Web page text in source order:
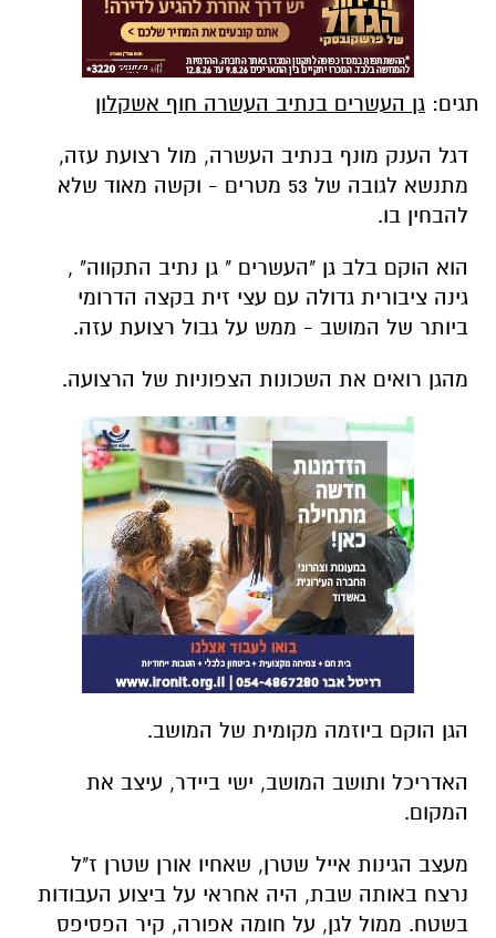
תגים: גן העשרים בנתיב העשרה חוף אשקלון
דגל הענק מונף בנתיב העשרה, מול רצועת עזה,
מתנשא לגובה של 53 מטרים - וקשה מאוד שלא
להבחין בו.
הוא הוקם בלב גן "העשרים " גן נתיב התקווה" ,
גינה ציבורית גדולה עם עצי זית בקצה הדרומי
ביותר של המושב - ממש על גבול רצועת עזה.
מהגן רואים את השכונות הצפוניות של הרצועה.
הגן הוקם ביוזמה מקומית של המושב.
האדריכל ותושב המושב, ישי ביידר, עיצב את
המקום.
מעצב הגינות אייל שטרן, שאחיו אורן שטרן ז"ל
נרצח באותה שבת, היה אחראי על ביצוע העבודות
בשטח. ממול לגן, על חומה אפורה, קיר הפסיפס